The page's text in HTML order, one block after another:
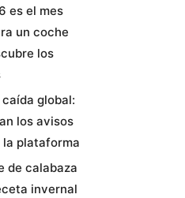
es el mes
un coche
los
global:
los avisos
plataforma
de calabaza
invernal